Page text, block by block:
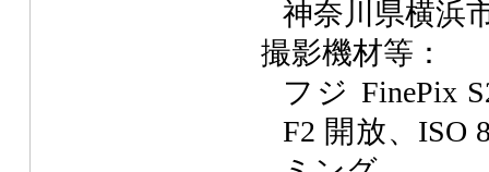
神奈川県横浜
撮影機材等：
フジ FinePix
F2 開放、ISO